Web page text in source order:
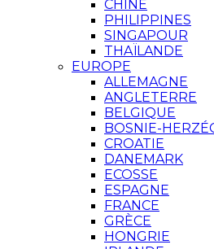
CHINE
PHILIPPINES
SINGAPOUR
THAÏLANDE
EUROPE
ALLEMAGNE
ANGLETERRE
BELGIQUE
BOSNIE-
CROATIE
DANEMARK
ECOSSE
ESPAGNE
FRANCE
GRÈCE
HONGRIE